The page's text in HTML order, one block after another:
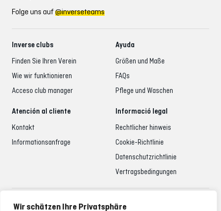
Wir schätzen Ihre Privatsphäre
Folge uns auf@inverseteams
Inverse clubs
Finden Sie Ihren Verein
Wie wir funktionieren
Acceso club manager
Ayuda
Größen und Maße
FAQs
Pflege und Waschen
Atención al cliente
Kontakt
Informationsanfrage
Informació legal
Rechtlicher hinweis
Cookie-Richtlinie
Datenschutzrichtlinie
Vertragsbedingungen
Betreuung der Kunden